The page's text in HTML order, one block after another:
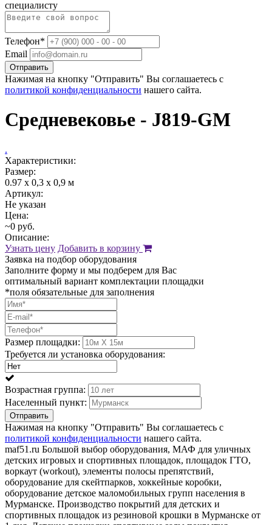
специалисту
Телефон*
Email
Отправить
Нажимая на кнопку "Отправить" Вы соглашаетесь с
политикой конфиденциальности нашего сайта.
Средневековье - J819-GM
.
Характеристики:
Размер:
0.97 х 0,3 х 0,9 м
Артикул:
Не указан
Цена:
~0 руб.
Описание:
Узнать цену Добавить в корзину
Заявка на подбор оборудования
Заполните форму и мы подберем для Вас
оптимальный вариант комплектации площадки
*поля обязательные для заполнения
Размер площадки:
Требуется ли установка оборудования:
Возрастная группа:
Населенный пункт:
Отправить
Нажимая на кнопку "Отправить" Вы соглашаетесь с
политикой конфиденциальности нашего сайта.
maf51.ru Большой выбор оборудования, МАФ для уличных
детских игровых и спортивных площадок, площадок ГТО,
воркаут (workout), элементы полосы препятствий,
оборудование для скейтпарков, хоккейные коробки,
оборудование детское маломобильных групп населения в
Мурманске. Производство покрытий для детских и
спортивных площадок из резиновой крошки в Мурманске от